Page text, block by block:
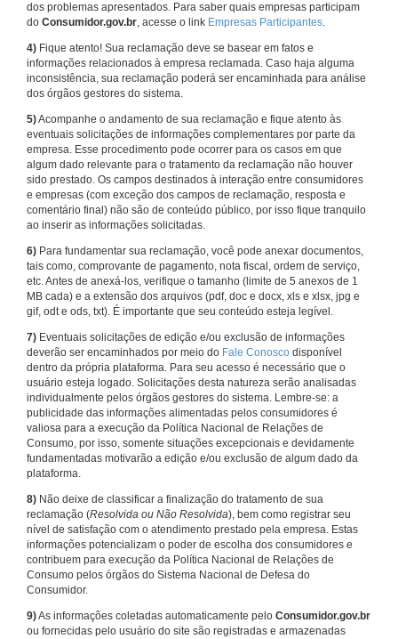
dos problemas apresentados. Para saber quais empresas participam
do Consumidor.gov.br, acesse o link Empresas Participantes.
4) Fique atento! Sua reclamação deve se basear em fatos e
informações relacionados à empresa reclamada. Caso haja alguma
inconsistência, sua reclamação poderá ser encaminhada para análise
dos órgãos gestores do sistema.
5)Acompanhe o andamento de sua reclamação e fique atento às
eventuais solicitações de informações complementares por parte da
empresa. Esse procedimento pode ocorrer para os casos em que
algum dado relevante para o tratamento da reclamação não houver
sido prestado. Os campos destinados à interação entre consumidores
e empresas (com exceção dos campos de reclamação, resposta e
comentário final) não são de conteúdo público, por isso fique tranquilo
ao inserir as informações solicitadas.
6) Para fundamentar sua reclamação, você pode anexar documentos,
tais como, comprovante de pagamento, nota fiscal, ordem de serviço,
etc. Antes de anexá-los, verifique o tamanho (limite de 5 anexos de 1
MB cada) e a extensão dos arquivos (pdf, doc e docx, xls e xlsx, jpg e
gif, odt e ods, txt). É importante que seu conteúdo esteja legível.
7) Eventuais solicitações de edição e/ou exclusão de informações
deverão ser encaminhados por meio do Fale Conosco disponível
dentro da própria plataforma. Para seu acesso é necessário que o
usuário esteja logado. Solicitações desta natureza serão analisadas
individualmente pelos órgãos gestores do sistema. Lembre-se: a
publicidade das informações alimentadas pelos consumidores é
valiosa para a execução da Política Nacional de Relações de
Consumo, por isso, somente situações excepcionais e devidamente
fundamentadas motivarão a edição e/ou exclusão de algum dado da
plataforma.
8) Não deixe de classificar a finalização do tratamento de sua
reclamação (Resolvida ou Não Resolvida), bem como registrar seu
nível de satisfação com o atendimento prestado pela empresa. Estas
informações potencializam o poder de escolha dos consumidores e
contribuem para execução da Política Nacional de Relações de
Consumo pelos órgãos do Sistema Nacional de Defesa do
Consumidor.
9)As informações coletadas automaticamente pelo Consumidor.gov.br
ou fornecidas pelo usuário do site são registradas e armazenadas